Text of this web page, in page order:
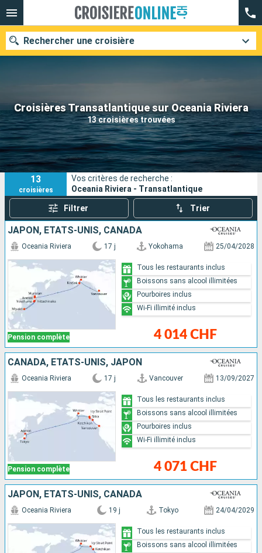
Croisières Transatlantique sur Oceania Riviera
13 croisières trouvées
Rechercher une croisière
Nos destinations
Mois de départ
Ports Compagnies
Rechercher
13
croisières
Vos critères de recherche :
Oceania Riviera - Transatlantique
Filtrer Trier
JAPON, ÉTATS-UNIS, CANADA
Pension complète
Oceania Riviera 17 j Yokohama 25/04/2028
4 014 CHF
Tous les restaurants inclus
Boissons sans alcool illimitées
Pourboires inclus
Wi-Fi illimité inclus
CANADA, ÉTATS-UNIS, JAPON
Pension complète
Oceania Riviera 17 j Vancouver 13/09/2027
4 071 CHF
Tous les restaurants inclus
Boissons sans alcool illimitées
Pourboires inclus
Wi-Fi illimité inclus
JAPON, ÉTATS-UNIS, CANADA
Oceania Riviera 19 j Tokyo 24/04/2029
Tous les restaurants inclus
Boissons sans alcool illimitées